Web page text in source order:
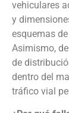
vehiculares
y
esquemas
Asimismo,
de
dentro del
tráfico vial